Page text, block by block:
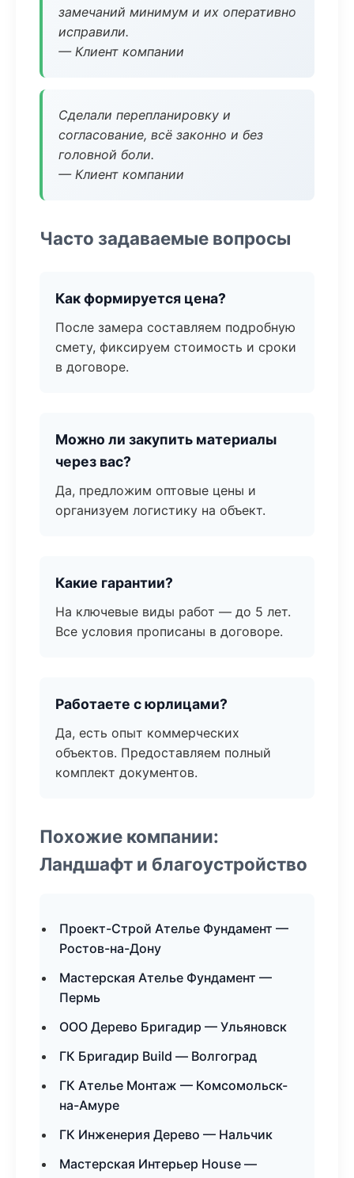
замечаний минимум и их оперативно
исправили.
— Клиент компании
Сделали перепланировку и
согласование, всё законно и без
головной боли.
— Клиент компании
Часто задаваемые вопросы
Как формируется цена?
После замера составляем подробную
смету, фиксируем стоимость и сроки
в договоре.
Можно ли закупить материалы
через вас?
Да, предложим оптовые цены и
организуем логистику на объект.
Какие гарантии?
На ключевые виды работ — до 5 лет.
Все условия прописаны в договоре.
Работаете с юрлицами?
Да, есть опыт коммерческих
объектов. Предоставляем полный
комплект документов.
Похожие компании:
Ландшафт и благоустройство
Проект-Строй Ателье Фундамент —
Ростов-на-Дону
Мастерская Ателье Фундамент —
Пермь
ООО Дерево Бригадир — Ульяновск
ГК Бригадир Build — Волгоград
ГК Ателье Монтаж — Комсомольск-
на-Амуре
ГК Инженерия Дерево — Нальчик
Мастерская Интерьер House —